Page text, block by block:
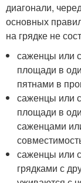
диагонали,
основных
на грядке не
саженцы или
площади в
пятнами в
саженцы или
площади в
саженцами
саженцы или
грядками с